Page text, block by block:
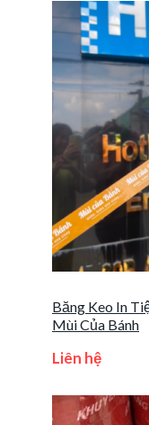
Băng Keo In
Mùi Của Bánh
Liên hệ